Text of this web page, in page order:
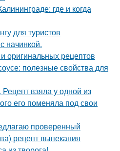
где и когда
для туристов
начинкой.
оригинальных рецептов
полезные свойства для
взяла у одной из
его поменяла под свои
проверенный
рецепт выпекания